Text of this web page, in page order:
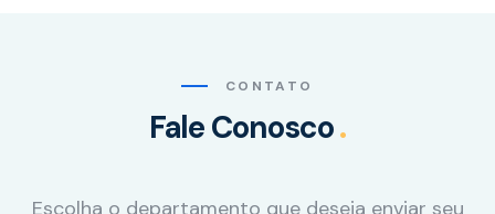
CONTATO
Fale Conosco.
Escolha o departamento que deseja enviar seu